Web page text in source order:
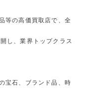
等の高価買取店で、全
し、業界トップクラス
宝石、ブランド品、時